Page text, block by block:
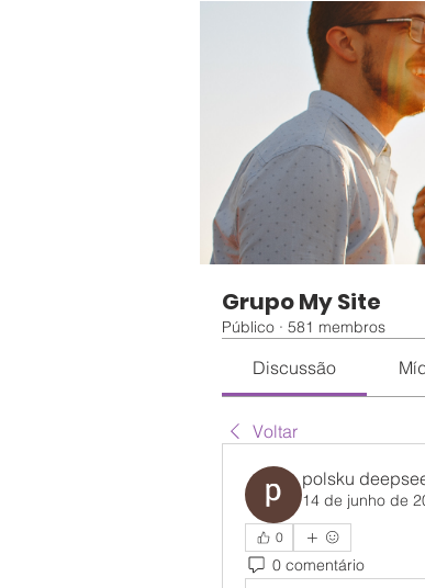
Grupo My Site
Público · 581 membros
Discussão
Voltar
polsku
14 de junho de
0
0 comentário